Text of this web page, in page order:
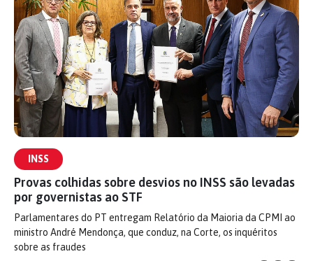
INSS
Provas colhidas sobre desvios no INSS são levadas
por governistas ao STF
Parlamentares do PT entregam Relatório da Maioria da CPMI ao
ministro André Mendonça, que conduz, na Corte, os inquéritos
sobre as fraudes